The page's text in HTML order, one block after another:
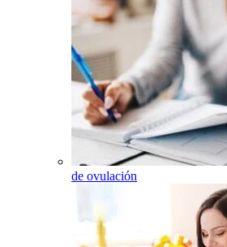
de ovulación